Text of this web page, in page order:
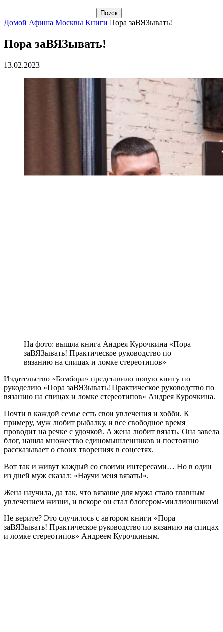
Домой Афиша Москвы Книги Пора заВЯЗывать!
Пора заВЯЗывать!
13.02.2023
На фото: вышла книга Андрея Курочкина «Пора
заВЯЗывать! Практическое руководство по
вязанию на спицах и ломке стереотипов»
Издательство «Бомбора» представило новую книгу по
рукоделию «Пора заВЯЗывать! Практическое руководство по
вязанию на спицах и ломке стереотипов» Андрея Курочкина.
Почти в каждой семье есть свои увлечения и хобби. К
примеру, муж любит рыбалку, и все свободное время
проводит на речке с удочкой. А жена любит вязать. Она завела
блог, нашла множество единомышленников и постоянно
рассказывает о своих творениях в соцсетях.
Вот так и живут каждый со своими интересами… Но в один
из дней муж сказал: «Научи меня вязать!».
Жена научила, да так, что вязание для мужа стало главным
увлечением жизни, и вскоре он стал блогером-миллионником!
Не верите? Это случилось с автором книги «Пора
заВЯЗывать! Практическое руководство по вязанию на спицах
и ломке стереотипов» Андреем Курочкиным.